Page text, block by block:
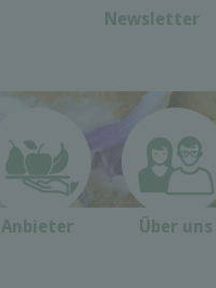
Newsletter
Anbieter Über uns